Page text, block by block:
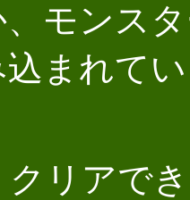
モンス
まれて
リアで